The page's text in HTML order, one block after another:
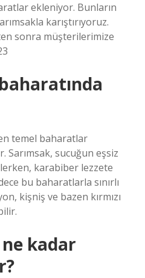
ekleniyor. Bunların
karıştırıyoruz.
sonra müşterilerimize
temel baharatlar
Sarımsak, sucuğun eşsiz
karabiber lezzete
bu baharatlarla sınırlı
kişniş ve bazen kırmızı
kadar